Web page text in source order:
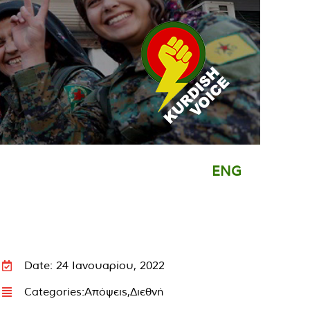
ENG
Date: 24 Ιανουαρίου, 2022
Categories:Απόψεις,Διεθνή